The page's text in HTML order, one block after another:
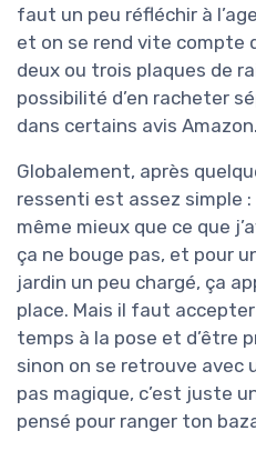
faut un peu réfléchir à
et on se rend vite compte
deux ou trois plaques de
possibilité d’en racheter
dans certains avis Amazon.
Globalement, après
ressenti est assez simple
même mieux que ce que
ça ne bouge pas, et pour
jardin un peu chargé, ça
place. Mais il faut
temps à la pose et d’être
sinon on se retrouve avec
pas magique, c’est juste
pensé pour ranger ton